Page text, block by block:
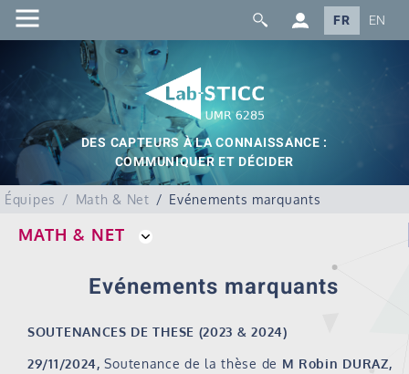
FR EN
DES CAPTEURS À LA CONNAISSANCE :
COMMUNIQUER ET DÉCIDER
Équipes Math & Net Evénements marquants
MATH & NET
Evénements marquants
SOUTENANCES DE THESE (2023 & 2024)
29/11/2024, Soutenance de la thèse de M Robin DURAZ,